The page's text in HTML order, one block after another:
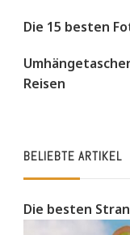
Die 15 besten
Reisen
BELIEBTE ARTIKEL
Die besten